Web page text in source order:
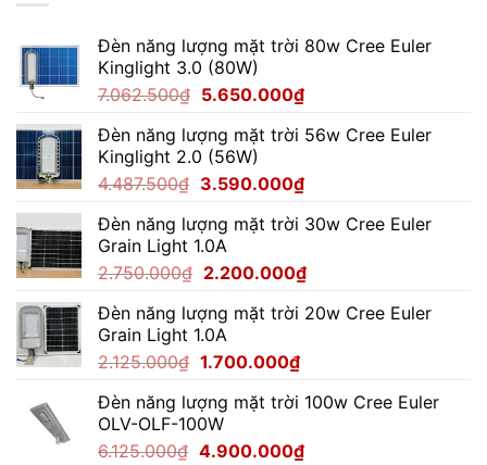
Đèn năng lượng mặt trời 80w Cree Euler
Kinglight 3.0 (80W)
7.062.500₫ Giá
là:
7.062.500₫.
5.650.000₫Giá
tại
5.650.000₫.
Đèn năng lượng mặt trời 56w Cree Euler
Kinglight 2.0 (56W)
4.487.500₫ Giá
là:
4.487.500₫.
3.590.000₫Giá
tại
3.590.000₫.
Đèn năng lượng mặt trời 30w Cree Euler
Grain Light 1.0A
2.750.000₫ Giá
là:
2.750.000₫.
2.200.000₫Giá
tại
Đèn năng lượng mặt trời 20w Cree Euler
Grain Light 1.0A
2.125.000₫ Giá
là:
2.125.000₫.
1.700.000₫Giá
tại
1.700.000₫.
Đèn năng lượng mặt trời 100w Cree Euler
OLV-OLF-100W
6.125.000₫ Giá
4.900.000₫Giá